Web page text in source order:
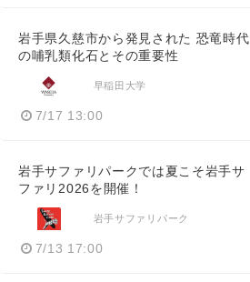
岩手県久慈市から発見された 恐竜時代
の哺乳類化石とその重要性
早稲田大学
7/17 13:00
岩手サファリパークでは夏こそ岩手サ
ファリ2026を開催！
岩手サファリパーク
7/13 17:00